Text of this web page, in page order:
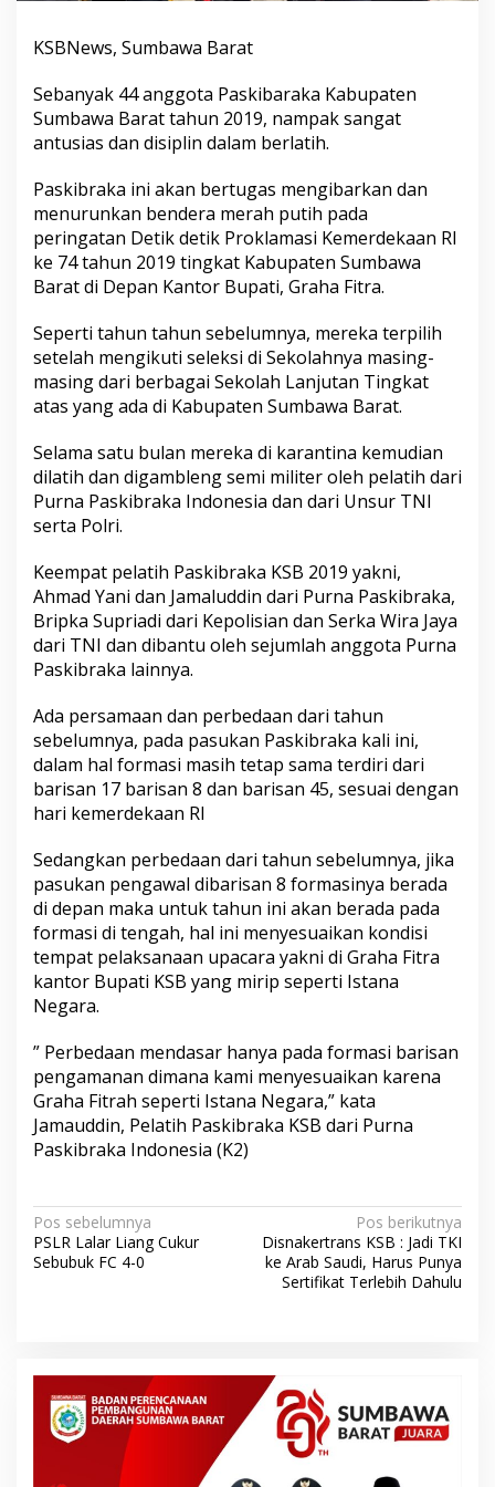
KSBNews, Sumbawa Barat
Sebanyak 44 anggota Paskibaraka Kabupaten
Sumbawa Barat tahun 2019, nampak sangat
antusias dan disiplin dalam berlatih.
Paskibraka ini akan bertugas mengibarkan dan
menurunkan bendera merah putih pada
peringatan Detik detik Proklamasi Kemerdekaan RI
ke 74 tahun 2019 tingkat Kabupaten Sumbawa
Barat di Depan Kantor Bupati, Graha Fitra.
Seperti tahun tahun sebelumnya, mereka terpilih
setelah mengikuti seleksi di Sekolahnya masing-
masing dari berbagai Sekolah Lanjutan Tingkat
atas yang ada di Kabupaten Sumbawa Barat.
Selama satu bulan mereka di karantina kemudian
dilatih dan digambleng semi militer oleh pelatih dari
Purna Paskibraka Indonesia dan dari Unsur TNI
serta Polri.
Keempat pelatih Paskibraka KSB 2019 yakni,
Ahmad Yani dan Jamaluddin dari Purna Paskibraka,
Bripka Supriadi dari Kepolisian dan Serka Wira Jaya
dari TNI dan dibantu oleh sejumlah anggota Purna
Paskibraka lainnya.
Ada persamaan dan perbedaan dari tahun
sebelumnya, pada pasukan Paskibraka kali ini,
dalam hal formasi masih tetap sama terdiri dari
barisan 17 barisan 8 dan barisan 45, sesuai dengan
hari kemerdekaan RI
Sedangkan perbedaan dari tahun sebelumnya, jika
pasukan pengawal dibarisan 8 formasinya berada
di depan maka untuk tahun ini akan berada pada
formasi di tengah, hal ini menyesuaikan kondisi
tempat pelaksanaan upacara yakni di Graha Fitra
kantor Bupati KSB yang mirip seperti Istana
Negara.
” Perbedaan mendasar hanya pada formasi barisan
pengamanan dimana kami menyesuaikan karena
Graha Fitrah seperti Istana Negara,” kata
Jamauddin, Pelatih Paskibraka KSB dari Purna
Paskibraka Indonesia (K2)
N
a
a
Pos sebelumnya
PSLR Lalar Liang Cukur
Sebubuk FC 4-0
Pos berikutnya
Disnakertrans KSB : Jadi TKI
ke Arab Saudi, Harus Punya
Sertifikat Terlebih Dahulu